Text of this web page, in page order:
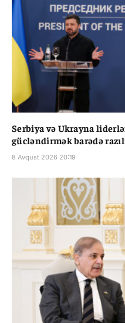
Serbiya və Ukrayna
gücləndirmək barədə
8 Avqust 2026 20:19